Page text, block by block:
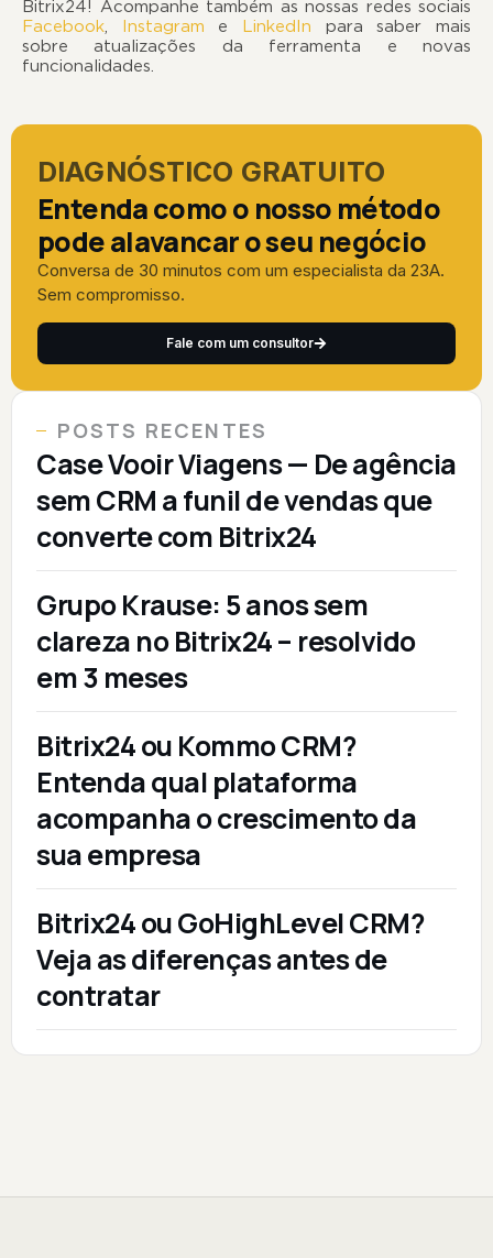
Bitrix24! Acompanhe também as nossas redes sociais
Facebook, Instagram e LinkedIn para saber mais
sobre atualizações da ferramenta e novas
funcionalidades.
DIAGNÓSTICO GRATUITO
Entenda como o nosso método
pode alavancar o seu negócio
Conversa de 30 minutos com um especialista da 23A.
Sem compromisso.
Fale com um consultor
POSTS RECENTES
Case Vooir Viagens — De agência
sem CRM a funil de vendas que
converte com Bitrix24
Grupo Krause: 5 anos sem
clareza no Bitrix24 – resolvido
em 3 meses
Bitrix24 ou Kommo CRM?
Entenda qual plataforma
acompanha o crescimento da
sua empresa
Bitrix24 ou GoHighLevel CRM?
Veja as diferenças antes de
contratar